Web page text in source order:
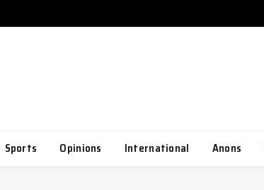
Sports Opinions International Anons